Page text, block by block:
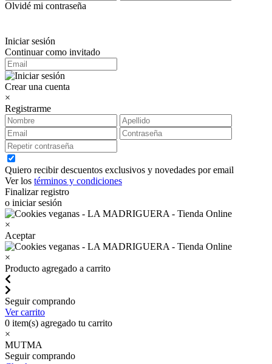
Olvidé mi contraseña
Iniciar sesión
Continuar como invitado
Crear una cuenta
×
Registrarme
Quiero recibir descuentos exclusivos y novedades por email
Ver los términos y condiciones
Finalizar registro
o iniciar sesión
×
Aceptar
×
Producto agregado a carrito
Seguir comprando
Ver carrito
0 item(s) agregado tu carrito
×
MUTMA
Seguir comprando